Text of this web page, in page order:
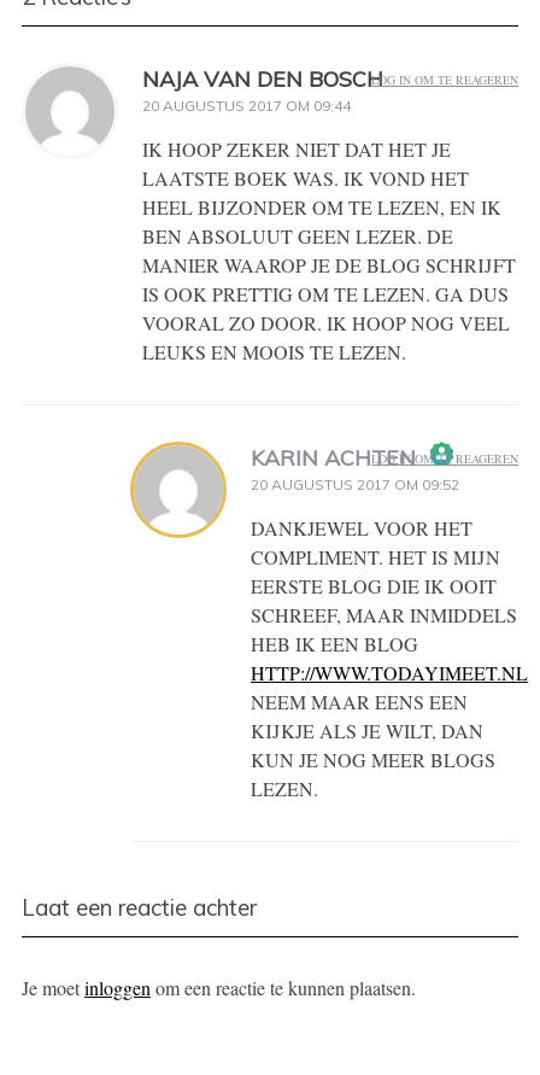
NAJA VAN DEN BOSCH
20 AUGUSTUS 2017 OM 09:44
IK HOOP ZEKER NIET DAT HET JE
LAATSTE BOEK WAS. IK VOND HET
HEEL BIJZONDER OM TE LEZEN, EN IK
BEN ABSOLUUT GEEN LEZER. DE
MANIER WAAROP JE DE BLOG SCHRIJFT
IS OOK PRETTIG OM TE LEZEN. GA DUS
VOORAL ZO DOOR. IK HOOP NOG VEEL
LEUKS EN MOOIS TE LEZEN.
LOG IN OM TE REAGEREN
KARIN ACHTEN
BADGE!
ANTI-SPAM BY
CLEANTALK.
20 AUGUSTUS 2017 OM 09:52
DANKJEWEL VOOR HET
COMPLIMENT. HET IS MIJN
EERSTE BLOG DIE IK OOIT
SCHREEF, MAAR INMIDDELS
HEB IK EEN BLOG
HTTP://WWW.TODAYIMEET.NL
NEEM MAAR EENS EEN
KIJKJE ALS JE WILT, DAN
KUN JE NOG MEER BLOGS
LEZEN.
LOG IN OM TE REAGEREN
Laat een reactie achter
Je moetinloggen om een reactie te kunnen plaatsen.